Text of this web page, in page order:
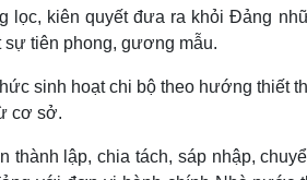
lọc, kiên quyết đưa ra khỏi Đảng
tiên phong, gương mẫu.
sinh hoạt chi bộ theo hướng thiết
cơ sở.
thành lập, chia tách, sáp nhập,